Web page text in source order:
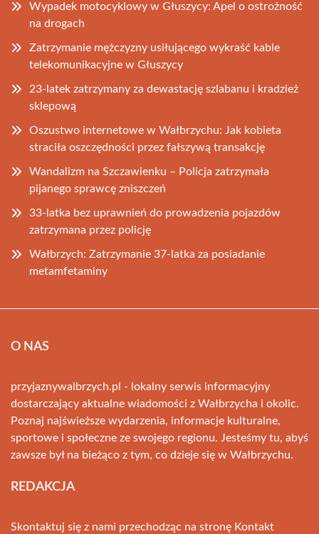
Wypadek motocyklowy w Głuszycy: Apel o ostrożność
na drogach
Zatrzymanie mężczyzny usiłującego wykraść kable
telekomunikacyjne w Głuszycy
23-latek zatrzymany za dewastację szlabanu i kradzież
sklepową
Oszustwo internetowe w Wałbrzychu: Jak kobieta
straciła oszczędności przez fałszywą transakcję
Wandalizm na Szczawienku – Policja zatrzymała
pijanego sprawcę zniszczeń
33-latka bez uprawnień do prowadzenia pojazdów
zatrzymana przez policję
Wałbrzych: Zatrzymanie 37-latka za posiadanie
metamfetaminy
O NAS
przyjaznywalbrzych.pl - lokalny serwis informacyjny
dostarczający aktualne wiadomości z Wałbrzycha i okolic.
Poznaj najświeższe wydarzenia, informacje kulturalne,
sportowe i społeczne ze swojego regionu. Jesteśmy tu, abyś
zawsze był na bieżąco z tym, co dzieje się w Wałbrzychu.
REDAKCJA
Skontaktuj się z nami przechodząc na stronę Kontakt